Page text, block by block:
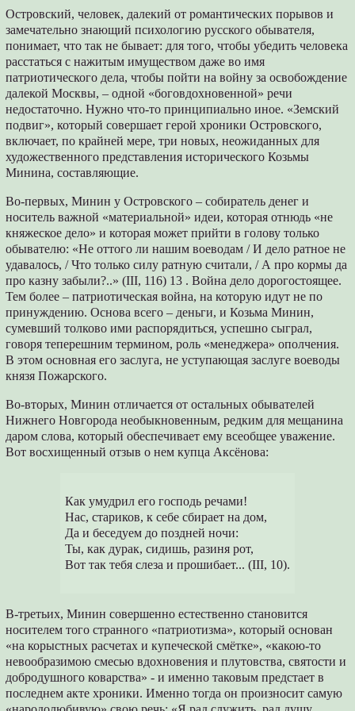
Островский, человек, далекий от романтических порывов и
замечательно знающий психологию русского обывателя,
понимает, что так не бывает: для того, чтобы убедить человека
расстаться с нажитым имуществом даже во имя
патриотического дела, чтобы пойти на войну за освобождение
далекой Москвы, – одной «боговдохновенной» речи
недостаточно. Нужно что-то принципиально иное. «Земский
подвиг», который совершает герой хроники Островского,
включает, по крайней мере, три новых, неожиданных для
художественного представления исторического Козьмы
Минина, составляющие.
Во-первых, Минин у Островского – собиратель денег и
носитель важной «материальной» идеи, которая отнюдь «не
княжеское дело» и которая может прийти в голову только
обывателю: «Не оттого ли нашим воеводам / И дело ратное не
удавалось, / Что только силу ратную считали, / А про кормы да
про казну забыли?..» (III, 116) 13 . Война дело дорогостоящее.
Тем более – патриотическая война, на которую идут не по
принуждению. Основа всего – деньги, и Козьма Минин,
сумевший толково ими распорядиться, успешно сыграл,
говоря теперешним термином, роль «менеджера» ополчения.
В этом основная его заслуга, не уступающая заслуге воеводы
князя Пожарского.
Во-вторых, Минин отличается от остальных обывателей
Нижнего Новгорода необыкновенным, редким для мещанина
даром слова, который обеспечивает ему всеобщее уважение.
Вот восхищенный отзыв о нем купца Аксёнова:
Как умудрил его господь речами!
Нас, стариков, к себе сбирает на дом,
Да и беседуем до поздней ночи:
Ты, как дурак, сидишь, разиня рот,
Вот так тебя слеза и прошибает... (III, 10).
В-третьих, Минин совершенно естественно становится
носителем того странного «патриотизма», который основан
«на корыстных расчетах и купеческой смётке», «какою-то
невообразимою смесью вдохновения и плутовства, святости и
добродушного коварства» - и именно таковым предстает в
последнем акте хроники. Именно тогда он произносит самую